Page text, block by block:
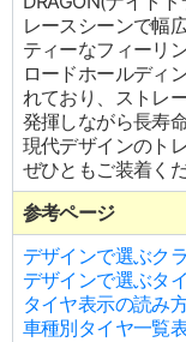
レースシーンで幅
ティーなフィーリ
ロードホールディ
れており、ストレ
発揮しながら長寿
現代デザインのト
ぜひともご装着くだ
参考ページ
デザインで選ぶク
デザインで選ぶタ
タイヤ表示の読み
車種別タイヤ一覧